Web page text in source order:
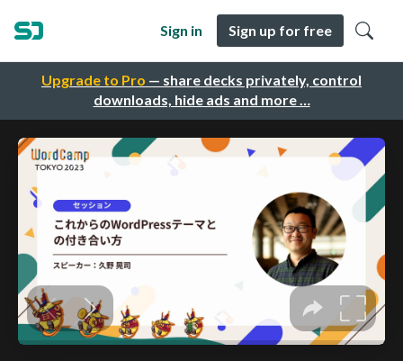
Upgrade to Pro — share decks privately, control
downloads, hide ads and more …
Sign in Sign up for free